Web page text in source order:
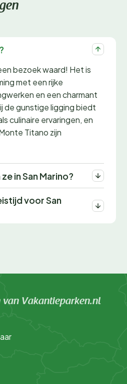
bezoek waard! Het is
met een rijke
en een charmant
de gunstige ligging biedt
culinaire ervaringen, en
Titano zijn
in San Marino?
voor San
van Vakantieparken.nl